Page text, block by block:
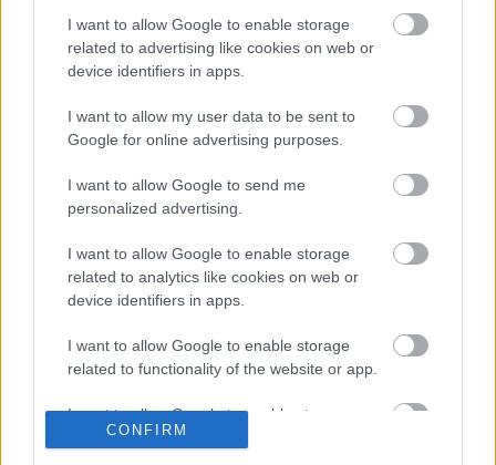
I want to allow Google to enable storage
related to advertising like cookies on web or
device identifiers in apps.
I want to allow my user data to be sent to
Google for online advertising purposes.
I want to allow Google to send me
personalized advertising.
I want to allow Google to enable storage
related to analytics like cookies on web or
device identifiers in apps.
I want to allow Google to enable storage
related to functionality of the website or app.
I want to allow Google to enable storage
related to personalization.
CONFIRM
produceri munkájának köszönhetően igencsak
színes zenei paletta…
És Császár Előd vadonatúj Personal